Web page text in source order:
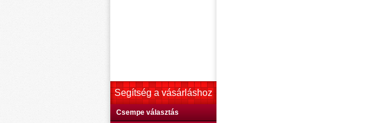
Segítség a vásárláshoz
Csempe választás